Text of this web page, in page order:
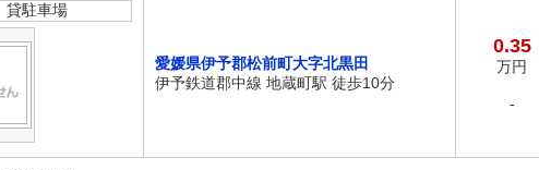
貸駐車場
愛媛県伊予郡松前町大字北黒田
伊予鉄道郡中線 地蔵町駅 徒歩10分
0.35
万円
-